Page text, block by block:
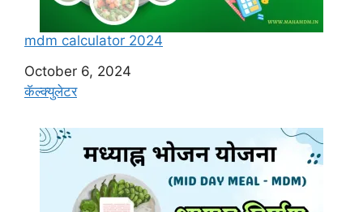
mdm calculator 2024
Date
October 6, 2024
In relation to
कॅल्क्युलेटर